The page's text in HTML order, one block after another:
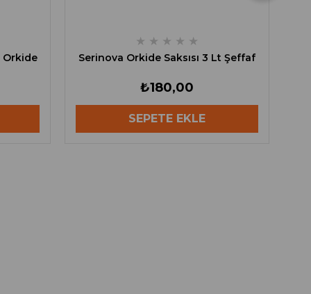
Orkide
★ ★ ★ ★ ★
Serinova Orkide Saksısı 3 Lt Şeffaf
₺180,00
SEPETE EKLE